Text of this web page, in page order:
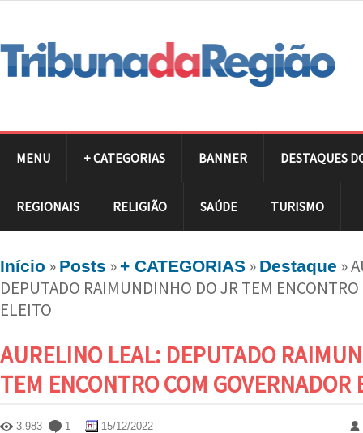
MENU + CATEGORIAS BANNER DESTAQUES
REGIONAIS RELIGIÃO SAÚDE TURISMO
Início » Posts »+ CATEGORIAS » Destaque »
DEPUTADO RAIMUNDINHO DO JR TEM ENCONTRO
ELEITO
AURELINO LEAL: DEPUTADO
TEM ENCONTRO COM GOVERNADOR
3.983 1 15/12/2022